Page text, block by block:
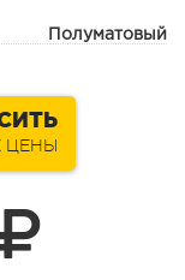
Полуматовый
ЦЕНЫ